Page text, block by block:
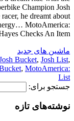
Champion Josh
he dreamt about
MotoAmerica:
Checks An Item […]
ماشین های جدید
Bucket, Josh List,
, MotoAmerica:
List
جستجو برای:
نوشته‌های تازه